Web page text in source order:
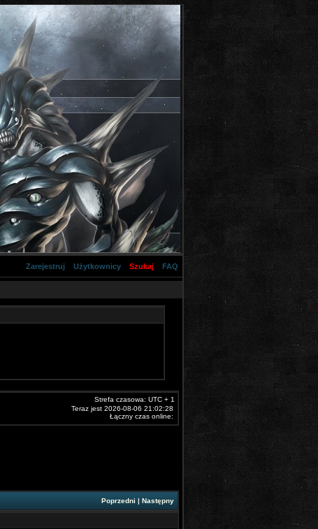
FAQ
Szukaj
Użytkownicy
Zarejestruj
Strefa czasowa: UTC + 1
Teraz jest 2026-08-06 21:02:28
Łączny czas online:
Poprzedni | Następny